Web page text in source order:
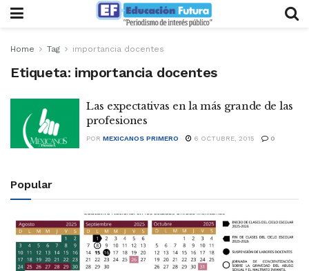
Home Tag importancia docentes
Etiqueta: importancia docentes
Las expectativas en la más grande de las
profesiones
POR MEXICANOS PRIMERO 6 OCTUBRE, 2015 0
Popular